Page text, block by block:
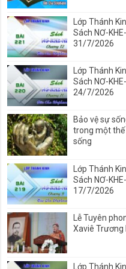
Lớp Thánh
Sách NƠ-
31/7/2026
Lớp Thánh
Sách NƠ-
24/7/2026
Bảo vệ sự
trong một thế
sống
Lớp Thánh
Sách NƠ-
17/7/2026
Lễ Tuyên
Xaviê Trương
Lớp Thánh